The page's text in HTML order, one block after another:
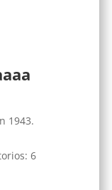
1943.
: 6